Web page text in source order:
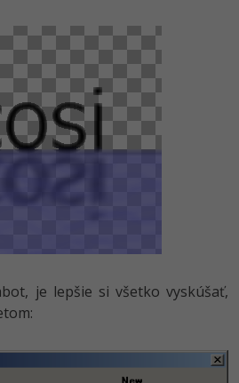
je lepšie si všetko vyskúšať,